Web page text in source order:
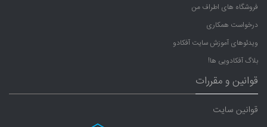
فروشگاه های اطراف من
درخواست همکاری
ویدئوهای آموزش سایت آفکادو
بلاگ آفکادویی ها!
قوانین و مقررات
قوانین سایت